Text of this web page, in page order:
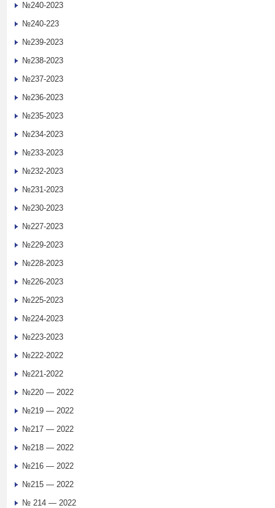
№240-2023
№240-223
№239-2023
№238-2023
№237-2023
№236-2023
№235-2023
№234-2023
№233-2023
№232-2023
№231-2023
№230-2023
№227-2023
№229-2023
№228-2023
№226-2023
№225-2023
№224-2023
№223-2023
№222-2022
№221-2022
№220 — 2022
№219 — 2022
№217 — 2022
№218 — 2022
№216 — 2022
№215 — 2022
№ 214 — 2022